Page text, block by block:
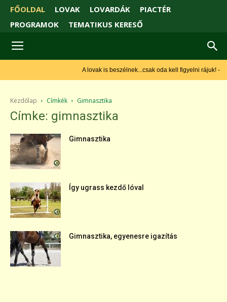
FŐOLDAL LOVAK LOVARDÁK
PIACTÉR
PROGRAMOK
TEMATIKUS KERESŐ
A lovak is beszélnek...csak oda kell figyelni rájuk! - Monty
Kezdőlap Címkék Gimnasztika
Címke: gimnasztika
Gimnasztika
Így ugrass kezdő lóval
Gimnasztika, egyenesre igazítás